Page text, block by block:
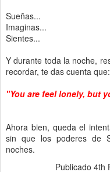
Sueñas...
Imaginas...
Sientes...
Y durante toda la noche,
recordar, te das cuenta que:
"You are feel lonely, but
Ahora bien, queda el
sin que los poderes de
noches.
Publicado 4th